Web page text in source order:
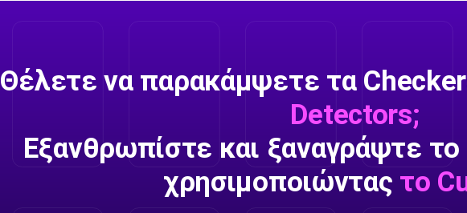
Θέλετε να παρακάμψετε τα
Detectors;
Εξανθρωπίστε και ξαναγράψτε
χρησιμοποιώντας το